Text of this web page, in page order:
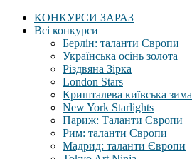
КОНКУРСИ ЗАРАЗ
Всі конкурси
Берлін: таланти Європи
Українська осінь золота
Різдвяна Зірка
London Stars
Кришталева київська зима
New York Starlights
Париж: Таланти Європи
Рим: таланти Європи
Мадрид: таланти Європи